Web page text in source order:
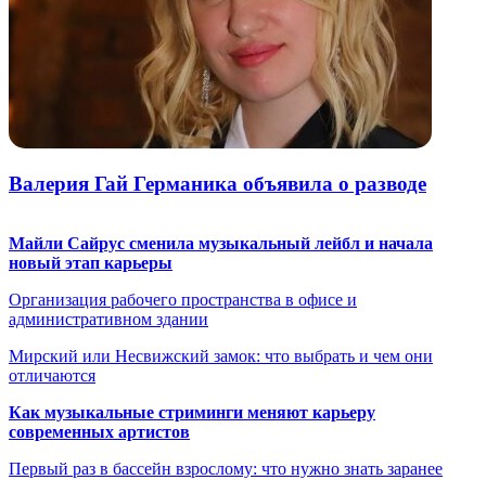
Валерия Гай Германика объявила о разводе
Майли Сайрус сменила музыкальный лейбл и начала
новый этап карьеры
Организация рабочего пространства в офисе и
административном здании
Мирский или Несвижский замок: что выбрать и чем они
отличаются
Как музыкальные стриминги меняют карьеру
современных артистов
Первый раз в бассейн взрослому: что нужно знать заранее